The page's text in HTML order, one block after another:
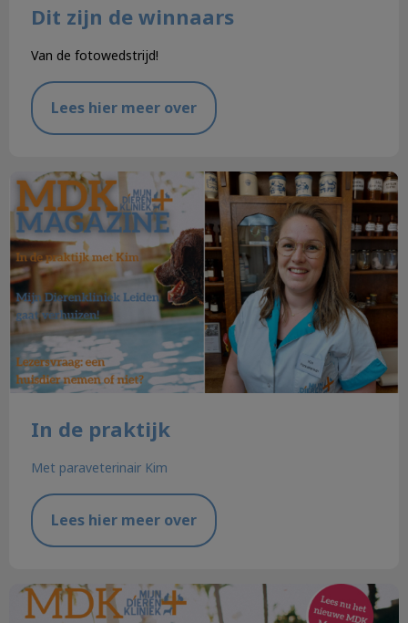
Dit zijn de winnaars
Van de fotowedstrijd!
Lees hier meer over
In de praktijk
In de praktijk
Met paraveterinair Kim
Lees hier meer over
Ons jubileum